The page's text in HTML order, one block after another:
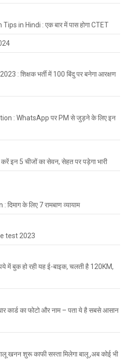
in Hindi : एक बार में पास होगा CTET
: शिक्षक भर्ती में 100 बिंदु पर बनेगा आरक्षण
: WhatsApp पर PM से जुड़ने के लिए इन
इन 5 चीजों का सेवन, सेहत पर पड़ेगा भारी
के लिए 7 रामबाण व्यायाम
test 2023
में बुक हो रही यह ई-बाइक, चलती है 120KM,
कार्ड का फोटो और नाम – पता ये है सबसे आसान
खनन शुरू काफी सस्ता मिलेगा बालू ,अब कोई भी